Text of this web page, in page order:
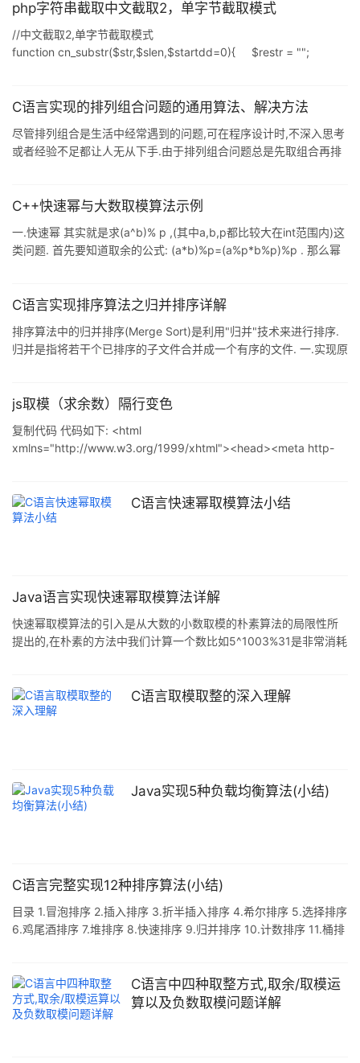
<>"/" And Right(Filename, 1)<>"\" Then Filename = Filenam
php字符串截取中文截取2，单字节截取模式
//中文截取2,单字节截取模式
function cn_substr($str,$slen,$startdd=0){ $restr = "";
if($str_len < $startdd + $slen || $slen==0) $slen = $str
C语言实现的排列组合问题的通用算法、解决方法
尽管排列组合是生活中经常遇到的问题,可在程序设计时,不深入思考
或者经验不足都让人无从下手.由于排列组合问题总是先取组合再排
首先从n个数中选取编号最大的数,然后在剩下的n-1个数里面选取m-
次小的一个数,继续执行1步,直到当前可选编号最大的数为m. 很明显,
上述方法是一个递归的过程,也
C++快速幂与大数取模算法示例
一.快速幂 其实就是求(a^b)% p ,(其中a,b,p都比较大在int范围内)这
类问题. 首先要知道取余的公式: (a*b)%p=(a%p*b%p)%p . 那么幂
后边会除2变偶数,(7/2=3) t=(t%p)*(a1%p)%p; a1=(a1%p)*
C语言实现排序算法之归并排序详解
排序算法中的归并排序(Merge Sort)是利用"归并"技术来进行排序.
归并是指将若干个已排序的子文件合并成一个有序的文件. 一.实现原
部的暂存向量R1(相当于输出堆)中,待合并完成后将R1复制回
分别指向这三个记录区的起始位置.合并时依次比较R[i
js取模（求余数）隔行变色
复制代码 代码如下: <html
xmlns="http://www.w3.org/1999/xhtml"><head><meta http-
C语言快速幂取模算法小结
Java语言实现快速幂取模算法详解
快速幂取模算法的引入是从大数的小数取模的朴素算法的局限性所
提出的,在朴素的方法中我们计算一个数比如5^1003%31是非常消耗
增大,非常的占用我们的计算资源(主要是时间,还有空间) 缺点2:我们
计算的中间过程数字大的恐怖,我们现有的计算机是没有办法记录这
C语言取模取整的深入理解
Java实现5种负载均衡算法(小结)
C语言完整实现12种排序算法(小结)
目录 1.冒泡排序 2.插入排序 3.折半插入排序 4.希尔排序 5.选择排序
6.鸡尾酒排序 7.堆排序 8.快速排序 9.归并排序 10.计数排序 11.桶排
一种稳定的算法.代码实现: void bubble_sort(int arr[],size_t len){
size_t i,j; for(i=0;i<len;i++){ bool hasSwa
C语言中四种取整方式,取余/取模运
算以及负数取模问题详解